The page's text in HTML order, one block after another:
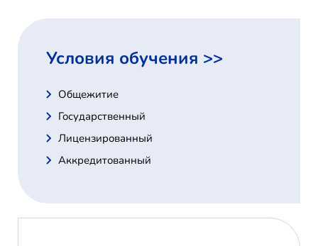
Условия обучения >>
Общежитие
Государственный
Лицензированный
Аккредитованный